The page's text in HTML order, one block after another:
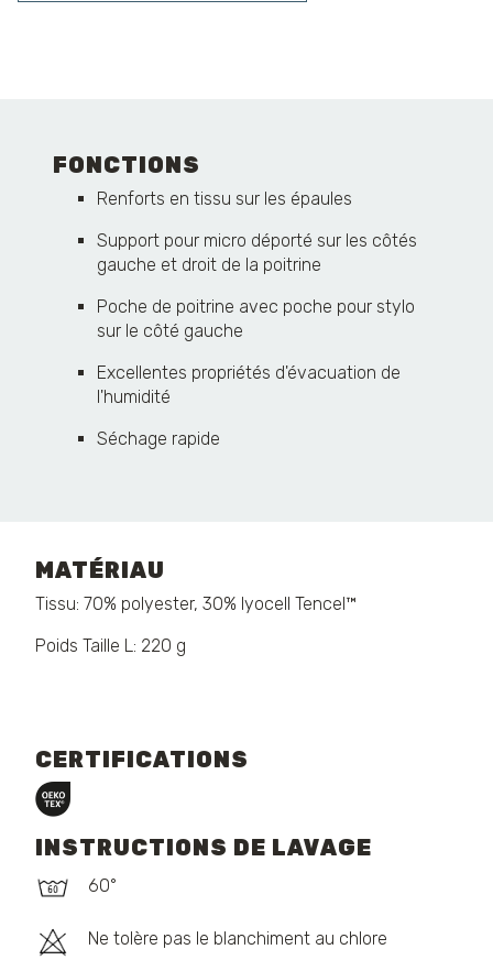
FONCTIONS
Renforts en tissu sur les épaules
Support pour micro déporté sur les côtés
gauche et droit de la poitrine
Poche de poitrine avec poche pour stylo
sur le côté gauche
Excellentes propriétés d'évacuation de
l'humidité
Séchage rapide
MATÉRIAU
Tissu: 70% polyester, 30% lyocell Tencel™
Poids Taille L: 220 g
CERTIFICATIONS
INSTRUCTIONS DE LAVAGE
60°
Ne tolère pas le blanchiment au chlore